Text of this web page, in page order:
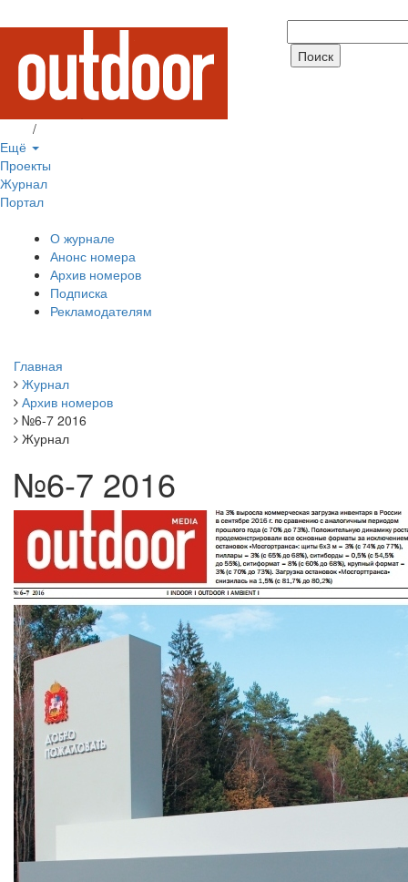
/
Ещё
Проекты
Журнал
Портал
О журнале
Анонс номера
Архив номеров
Подписка
Рекламодателям
Главная
Журнал
Архив номеров
№6-7 2016
Журнал
№6-7 2016